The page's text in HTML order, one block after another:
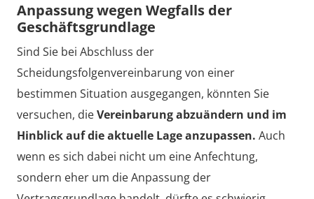
Anpassung wegen Wegfalls der
Geschäftsgrundlage
Sind Sie bei Abschluss der
Scheidungsfolgenvereinbarung von einer
bestimmen Situation ausgegangen, könnten Sie
versuchen, dieVereinbarung abzuändern und im
Hinblick auf die aktuelle Lage anzupassen. Auch
wenn es sich dabei nicht um eine Anfechtung,
sondern eher um die Anpassung der